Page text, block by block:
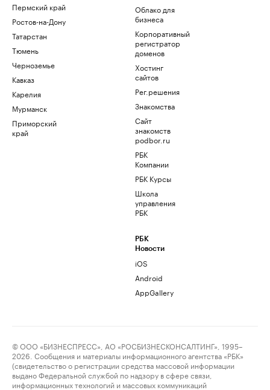
Пермский край
Ростов-на-Дону
Татарстан
Тюмень
Черноземье
Кавказ
Карелия
Мурманск
Приморский
край
Облако для
бизнеса
Корпоративный
регистратор
доменов
Хостинг
сайтов
Рег.решения
Знакомства
Сайт
знакомств
podbor.ru
РБК
Компании
РБК Курсы
Школа
управления
РБК
РБК
Новости
iOS
Android
AppGallery
© ООО «БИЗНЕСПРЕСС», АО «РОСБИЗНЕСКОНСАЛТИНГ», 1995–
2026. Сообщения и материалы информационного агентства «РБК»
(свидетельство о регистрации средства массовой информации
выдано Федеральной службой по надзору в сфере связи,
информационных технологий и массовых коммуникаций